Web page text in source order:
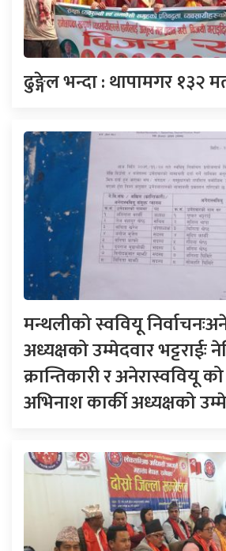
ढुङ्गेल भन्दा : थापामगर १३२
मन्थलीको स्ववियू
अध्यक्षको उम्मेदवार
क्रान्तिकारी र अनेरास्ववियू
अभिनाश कार्की अध्यक्षको